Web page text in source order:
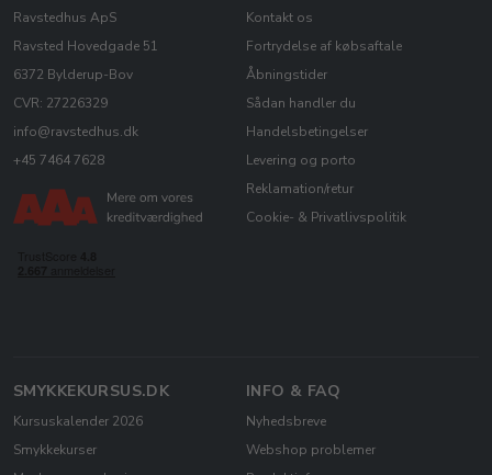
Ravstedhus ApS
Ravsted Hovedgade 51
6372 Bylderup-Bov
CVR: 27226329
info@ravstedhus.dk
+45 7464 7628
Kontakt os
Fortrydelse af købsaftale
Åbningstider
Sådan handler du
Handelsbetingelser
Levering og porto
Reklamation/retur
Cookie- & Privatlivspolitik
SMYKKEKURSUS.DK
Kursuskalender 2026
Smykkekurser
INFO & FAQ
Nyhedsbreve
Webshop problemer